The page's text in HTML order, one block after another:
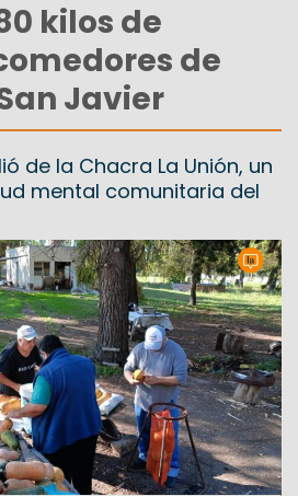
kilos de
de
Javier
de la Chacra La Unión, un
mental comunitaria del